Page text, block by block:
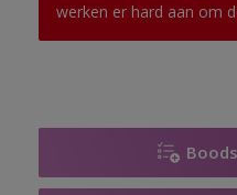
werken er hard aan om